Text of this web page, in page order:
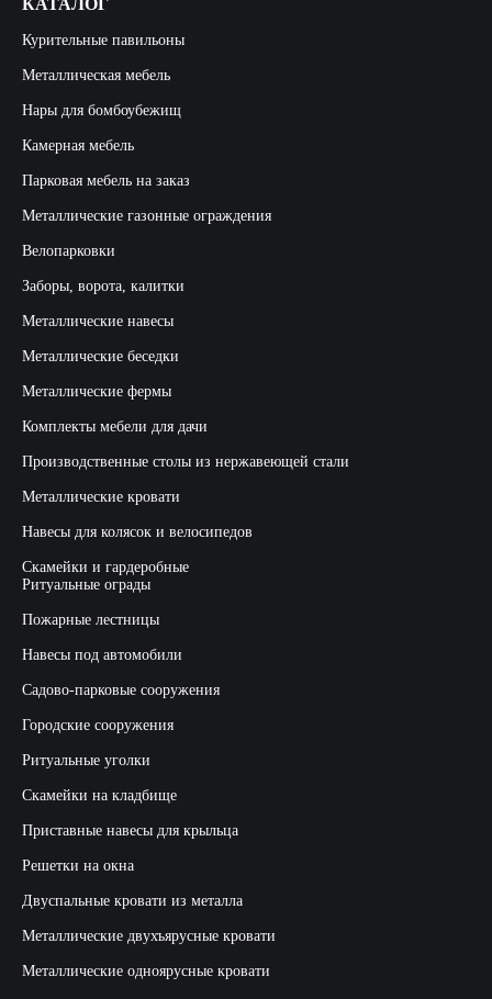
КАТАЛОГ
Курительные павильоны
Металлическая мебель
Нары для бомбоубежищ
Камерная мебель
Парковая мебель на заказ
Металлические газонные ограждения
Велопарковки
Заборы, ворота, калитки
Металлические навесы
Металлические беседки
Металлические фермы
Комплекты мебели для дачи
Производственные столы из нержавеющей стали
Металлические кровати
Навесы для колясок и велосипедов
Скамейки и гардеробные
Ритуальные ограды
Пожарные лестницы
Навесы под автомобили
Садово-парковые сооружения
Городские сооружения
Ритуальные уголки
Скамейки на кладбище
Приставные навесы для крыльца
Решетки на окна
Двуспальные кровати из металла
Металлические двухъярусные кровати
Металлические одноярусные кровати